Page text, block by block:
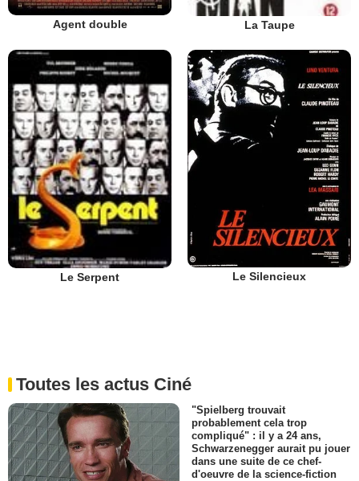
Agent double La Taupe
Le Serpent Le Silencieux
Toutes les actus Ciné
"Spielberg trouvait
probablement cela trop
compliqué" : il y a 24 ans,
Schwarzenegger aurait pu jouer
dans une suite de ce chef-
d'oeuvre de la science-fiction